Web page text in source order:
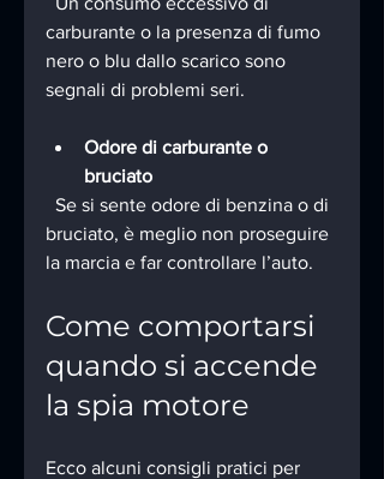
carburante o la presenza di fumo
nero o blu dallo scarico sono
segnali di problemi seri.
Odore di carburante o
bruciato
bruciato, è meglio non proseguire
la marcia e far controllare l’auto.
Come comportarsi
quando si accende
la spia motore
Ecco alcuni consigli pratici per